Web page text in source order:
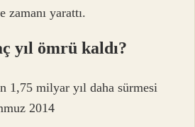
yarattı.
yıl ömrü kaldı?
1,75 milyar yıl daha sürmesi
2014